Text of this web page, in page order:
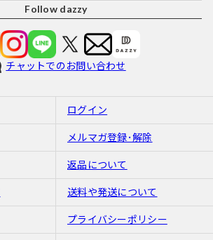
Follow dazzy
チャットでのお問い合わせ
ログイン
メルマガ登録･解除
返品について
送料や発送について
プライバシーポリシー